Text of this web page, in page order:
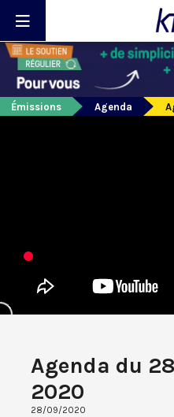
Émissions Agenda
Agenda du
2020
28/09/2020